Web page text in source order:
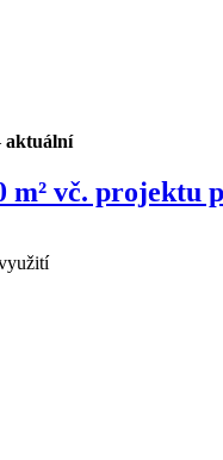
aktuální
m² vč. projektu